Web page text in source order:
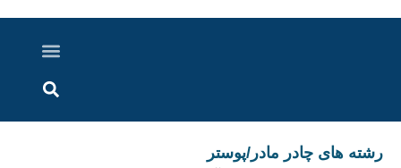
رشته های چادر مادر/پوستر